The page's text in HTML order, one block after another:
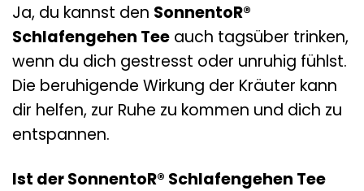
Ja, du kannst den SonnentoR®
Schlafengehen Tee auch tagsüber trinken,
wenn du dich gestresst oder unruhig fühlst.
Die beruhigende Wirkung der Kräuter kann
dir helfen, zur Ruhe zu kommen und dich zu
entspannen.
Ist der SonnentoR® Schlafengehen Tee